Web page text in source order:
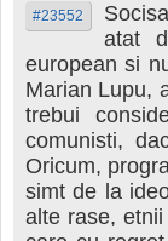
#23552
atat
european si
Marian Lupu,
trebui
comunisti,
Oricum,
simt de la
alte rase,